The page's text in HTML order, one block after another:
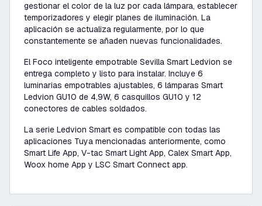
gestionar el color de la luz por cada lámpara, establecer
temporizadores y elegir planes de iluminación. La
aplicación se actualiza regularmente, por lo que
constantemente se añaden nuevas funcionalidades.
El Foco inteligente empotrable Sevilla Smart Ledvion se
entrega completo y listo para instalar. Incluye 6
luminarias empotrables ajustables, 6 lámparas Smart
Ledvion GU10 de 4,9W, 6 casquillos GU10 y 12
conectores de cables soldados.
La serie Ledvion Smart es compatible con todas las
aplicaciones Tuya mencionadas anteriormente, como
Smart Life App, V-tac Smart Light App, Calex Smart App,
Woox home App y LSC Smart Connect app.